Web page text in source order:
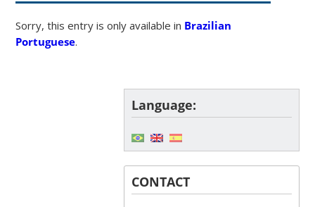
Sorry, this entry is only available in Brazilian
Portuguese.
Language:
CONTACT